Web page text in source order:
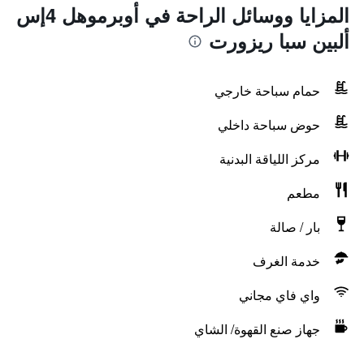
المزايا ووسائل الراحة في أوبرموهل 4إس
ألبين سبا ريزورت
حمام سباحة خارجي
حوض سباحة داخلي
مركز اللياقة البدنية
مطعم
بار / صالة
خدمة الغرف
واي فاي مجاني
جهاز صنع القهوة/ الشاي